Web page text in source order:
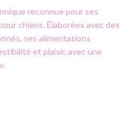
reconnue pour ses
chiens. Élaborées avec des
ses alimentations
et plaisir, avec une